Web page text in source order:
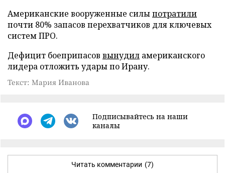
Американские вооруженные силыпотратили
почти 80% запасов перехватчиков для ключевых
систем ПРО.
Дефицит боеприпасов вынудил американского
лидера отложить удары по Ирану.
Текст: Мария Иванова
Подписывайтесь на наши
каналы
Читать комментарии (7)